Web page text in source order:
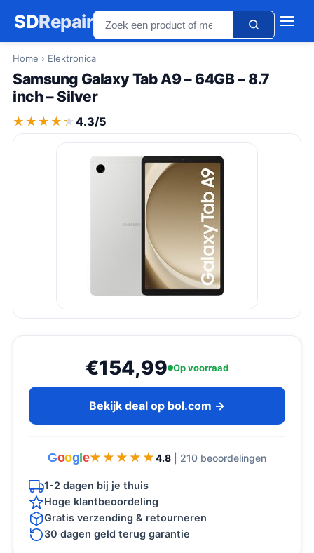
SDRepair
Home › Elektronica
Samsung Galaxy Tab A9 – 64GB – 8.7
inch – Silver
★★★★★
★★★★★ 4.3/5
€154,99 Op voorraad
Bekijk deal op bol.com →
Goog e★★★★★
★★★★★ 4.8 | 210 beoordelingen
1-2 dagen bij je thuis
Hoge klantbeoordeling
Gratis verzending & retourneren
30 dagen geld terug garantie